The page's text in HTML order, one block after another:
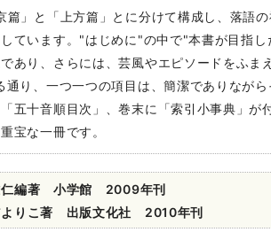
」と「上方篇」とに分けて構成し、落語の
ています。"はじめに"の中で"本書が目指し
あり、さらには、芸風やエピソードをふま
り、一つ一つの項目は、簡潔でありながら
五十音順目次」、巻末に「索引小事典」が
宝な一冊です。
編著 小学館 2009年刊
りこ著 出版文化社 2010年刊